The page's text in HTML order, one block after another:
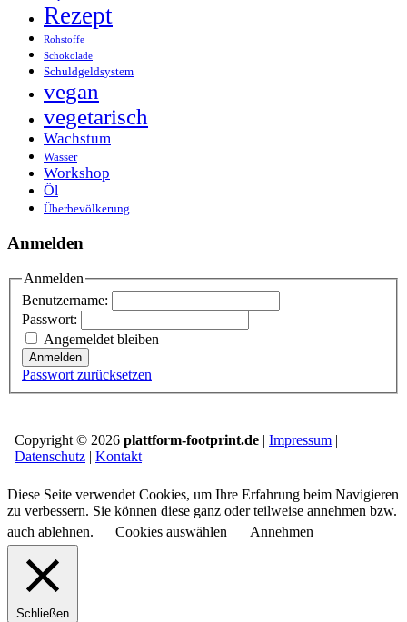
Rezept
Rohstoffe
Schokolade
Schuldgeldsystem
vegan
vegetarisch
Wachstum
Wasser
Workshop
Öl
Überbevölkerung
Anmelden
Anmelden
Benutzername:
Passwort:
Angemeldet bleiben
Anmelden
Passwort zurücksetzen
Copyright © 2026 plattform-footprint.de | Impressum |
Datenschutz | Kontakt
Diese Seite verwendet Cookies, um Ihre Erfahrung beim Navigieren
zu verbessern. Sie können diese ganz oder teilweise annehmen bzw.
auch ablehnen.
Cookies auswählen Annehmen
Schließen